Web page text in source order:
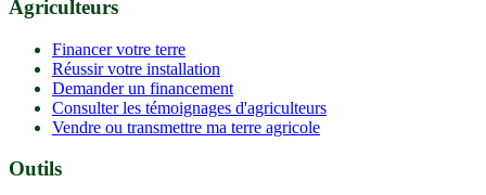
Agriculteurs
Financer votre terre
Réussir votre installation
Demander un financement
Consulter les témoignages d'agriculteurs
Vendre ou transmettre ma terre agricole
Outils